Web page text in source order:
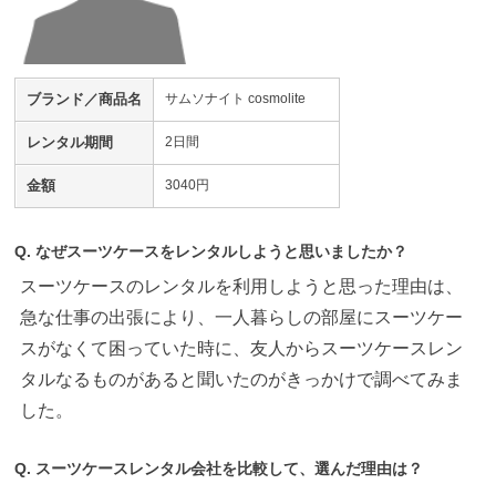
ブランド／商品名 サムソナイト cosmolite
レンタル期間 2日間
金額 3040円
Q. なぜスーツケースをレンタルしようと思いましたか？
スーツケースのレンタルを利用しようと思った理由は、
急な仕事の出張により、一人暮らしの部屋にスーツケー
スがなくて困っていた時に、友人からスーツケースレン
タルなるものがあると聞いたのがきっかけで調べてみま
した。
Q. スーツケースレンタル会社を比較して、選んだ理由は？